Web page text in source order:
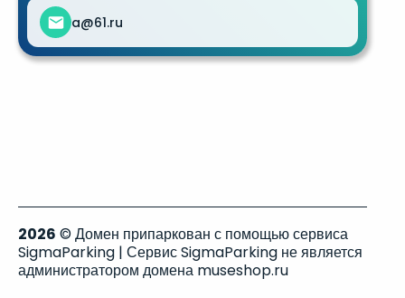
a@61.ru
2026 © Домен припаркован с помощью сервиса
SigmaParking | Сервис SigmaParking не является
администратором домена museshop.ru